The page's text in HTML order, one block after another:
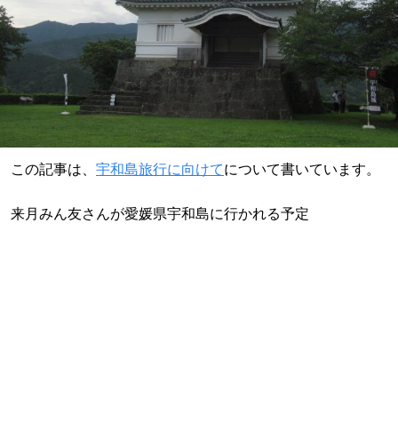
この記事は、 宇和島旅行に向けてについて書いています。
来月みん友さんが愛媛県宇和島に行かれる予定